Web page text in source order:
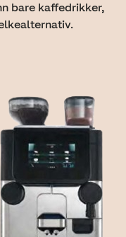
bare kaffedrikker,